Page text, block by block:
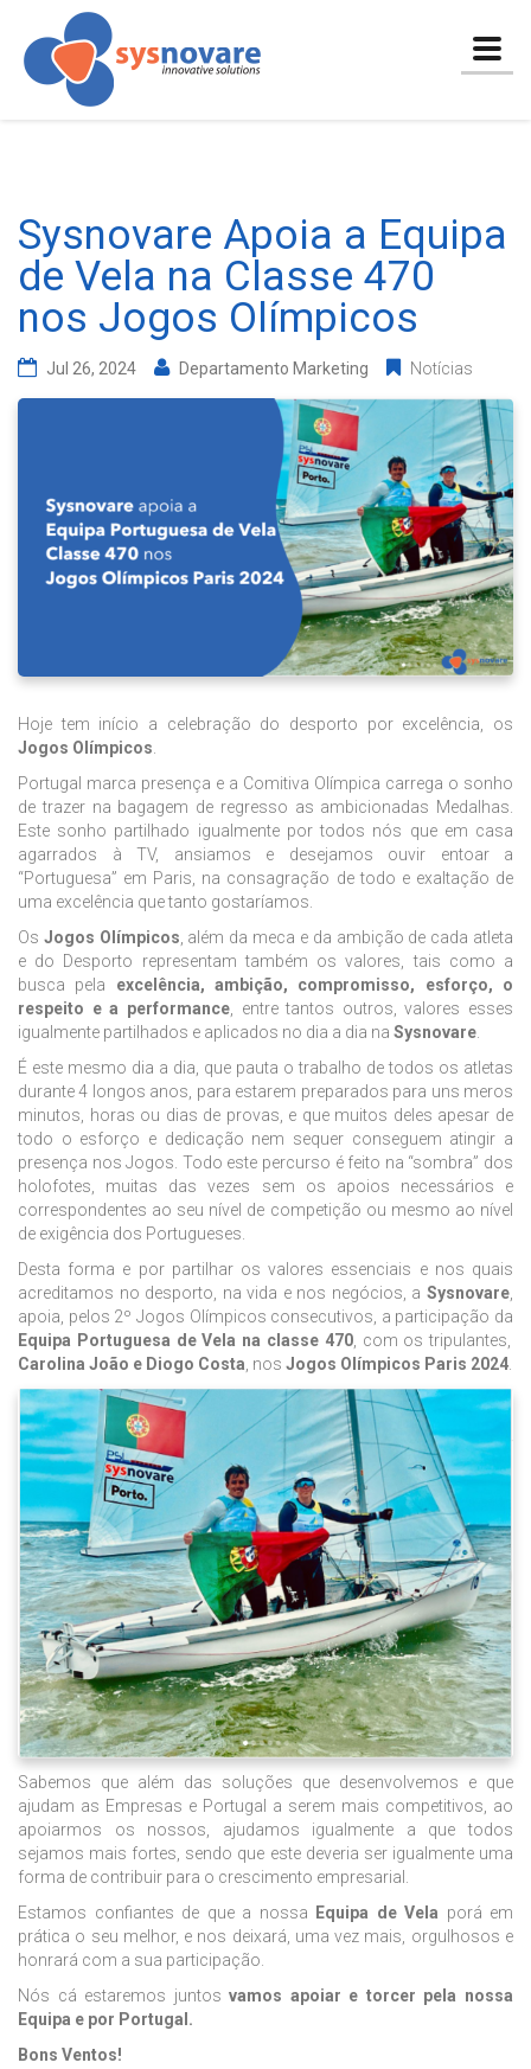
Sysnovare Apoia a Equipa
de Vela na Classe 470
nos Jogos Olímpicos
Jul 26, 2024 Departamento Marketing Notícias
Hoje tem início a celebração do desporto por excelência, os
Jogos Olímpicos.
Portugal marca presença e a Comitiva Olímpica carrega o sonho
de trazer na bagagem de regresso as ambicionadas Medalhas.
Este sonho partilhado igualmente por todos nós que em casa
agarrados à TV, ansiamos e desejamos ouvir entoar a
“Portuguesa” em Paris, na consagração de todo e exaltação de
uma excelência que tanto gostaríamos.
Os Jogos Olímpicos, além da meca e da ambição de cada atleta
e do Desporto representam também os valores, tais como a
busca pela excelência, ambição, compromisso, esforço, o
respeito e a performance, entre tantos outros, valores esses
igualmente partilhados e aplicados no dia a dia na Sysnovare.
É este mesmo dia a dia, que pauta o trabalho de todos os atletas
durante 4 longos anos, para estarem preparados para uns meros
minutos, horas ou dias de provas, e que muitos deles apesar de
todo o esforço e dedicação nem sequer conseguem atingir a
presença nos Jogos. Todo este percurso é feito na “sombra” dos
holofotes, muitas das vezes sem os apoios necessários e
correspondentes ao seu nível de competição ou mesmo ao nível
de exigência dos Portugueses.
Desta forma e por partilhar os valores essenciais e nos quais
acreditamos no desporto, na vida e nos negócios, a Sysnovare,
apoia, pelos 2º Jogos Olímpicos consecutivos, a participação da
Equipa Portuguesa de Vela na classe 470, com os tripulantes,
Carolina João e Diogo Costa, nos Jogos Olímpicos Paris 2024.
Sabemos que além das soluções que desenvolvemos e que
ajudam as Empresas e Portugal a serem mais competitivos, ao
apoiarmos os nossos, ajudamos igualmente a que todos
sejamos mais fortes, sendo que este deveria ser igualmente uma
forma de contribuir para o crescimento empresarial.
Estamos confiantes de que a nossa
Equipa de Vela porá em
prática o seu melhor, e nos deixará, uma vez mais, orgulhosos e
honrará com a sua participação.
Nós cá estaremos juntosvamos apoiar e torcer pela nossa
Equipa e por Portugal.
Bons Ventos!